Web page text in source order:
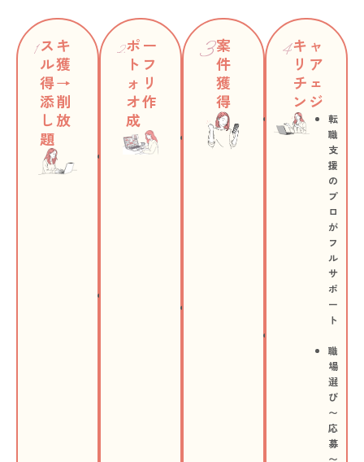
スキ
ル獲
得→
添削
し放
題
ポー
トフ
ォリ
オ作
成
案
件
獲
得
仕
キャ
リア
チェ
ンジ
転
職
支
援
の
プ
ロ
が
フ
ル
サ
ポ
ー
ト
職
場
選
び
〜
応
募
〜